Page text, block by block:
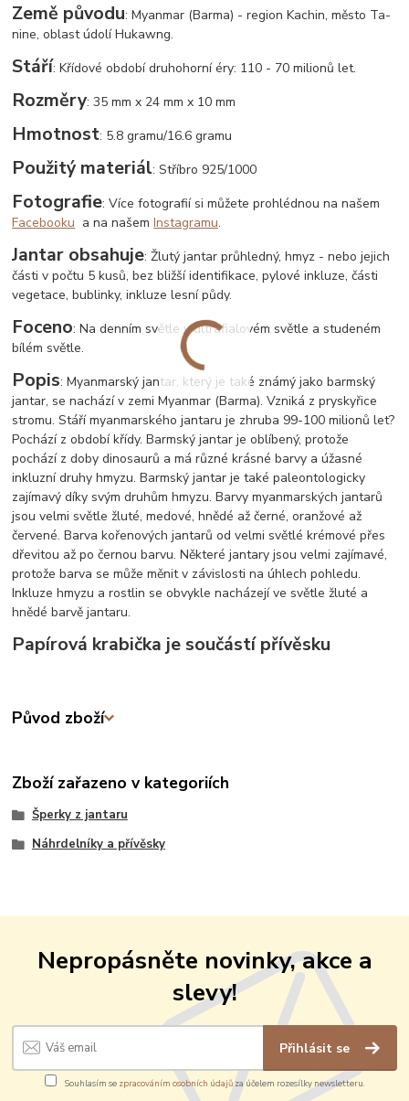
Země původu: Myanmar (Barma) - region Kachin, město Ta-
nine, oblast údolí Hukawng.
Stáří: Křídové období druhohorní éry: 110 - 70 milionů let.
Rozměry: 35 mm x 24 mm x 10 mm
Hmotnost: 5.8 gramu/16.6 gramu
Použitý materiál: Stříbro 925/1000
Fotografie: Více fotografií si můžete prohlédnou na našem
Facebooku a na našemInstagramu.
Jantar obsahuje: Žlutý jantar průhledný, hmyz - nebo jejich
části v počtu 5 kusů, bez bližší identifikace, pylové inkluze, části
vegetace, bublinky, inkluze lesní půdy.
Foceno: Na denním světle v ultrafialovém světle a studeném
bílém světle.
Popis: Myanmarský jantar, který je také známý jako barmský
jantar, se nachází v zemi Myanmar (Barma). Vzniká z pryskyřice
stromu. Stáří myanmarského jantaru je zhruba 99-100 milionů let?
Pochází z období křídy. Barmský jantar je oblíbený, protože
pochází z doby dinosaurů a má různé krásné barvy a úžasné
inkluzní druhy hmyzu. Barmský jantar je také paleontologicky
zajímavý díky svým druhům hmyzu. Barvy myanmarských jantarů
jsou velmi světle žluté, medové, hnědé až černé, oranžové až
červené. Barva kořenových jantarů od velmi světlé krémové přes
dřevitou až po černou barvu. Některé jantary jsou velmi zajímavé,
protože barva se může měnit v závislosti na úhlech pohledu.
Inkluze hmyzu a rostlin se obvykle nacházejí ve světle žluté a
hnědé barvě jantaru.
Papírová krabička je součástí přívěsku
Původ zboží
Zboží zařazeno v kategoriích
Šperky z jantaru
Náhrdelníky a přívěsky
Nepropásněte novinky, akce a
slevy!
Přihlásit se
Souhlasím se zpracováním osobních údajůza účelem rozesílky newsletteru.